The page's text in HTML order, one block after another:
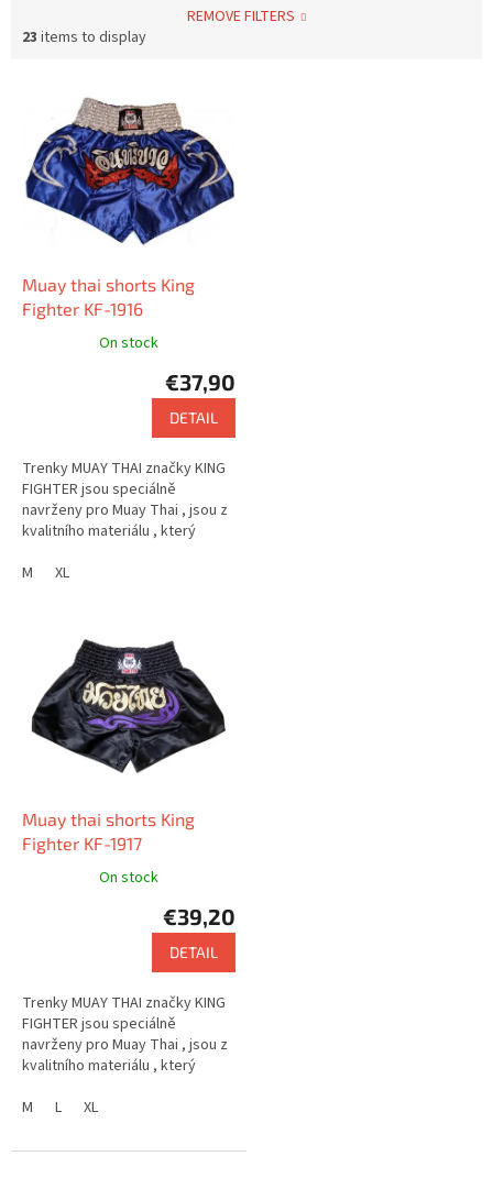
REMOVE FILTERS
23 items to display
Muay thai shorts King
Fighter KF-1916
On stock
€37,90
DETAIL
Trenky MUAY THAI značky KING
FIGHTER jsou speciálně
navrženy pro Muay Thai , jsou z
kvalitního materiálu , který
zajímavý design.
M XL
Muay thai shorts King
Fighter KF-1917
On stock
€39,20
DETAIL
Trenky MUAY THAI značky KING
FIGHTER jsou speciálně
navrženy pro Muay Thai , jsou z
kvalitního materiálu , který
zajímavý design.
M L XL